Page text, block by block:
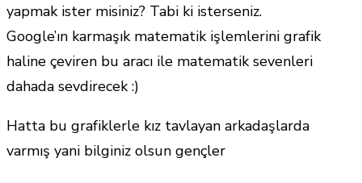
yapmak ister misiniz? Tabi ki isterseniz.
Google’ın karmaşık matematik işlemlerini grafik
haline çeviren bu aracı ile matematik sevenleri
dahada sevdirecek :)
Hatta bu grafiklerle kız tavlayan arkadaşlarda
varmış yani bilginiz olsun gençler